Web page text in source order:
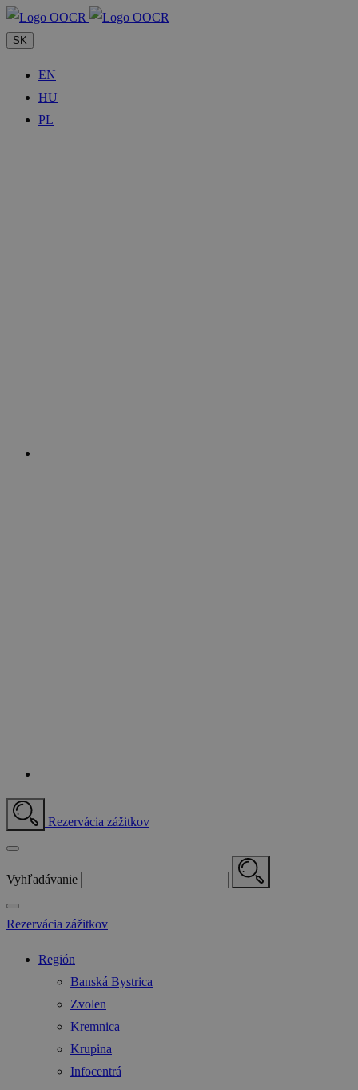
SK
EN
HU
PL
Rezervácia zážitkov
Vyhľadávanie
Rezervácia zážitkov
Región
Banská Bystrica
Zvolen
Kremnica
Krupina
Infocentrá